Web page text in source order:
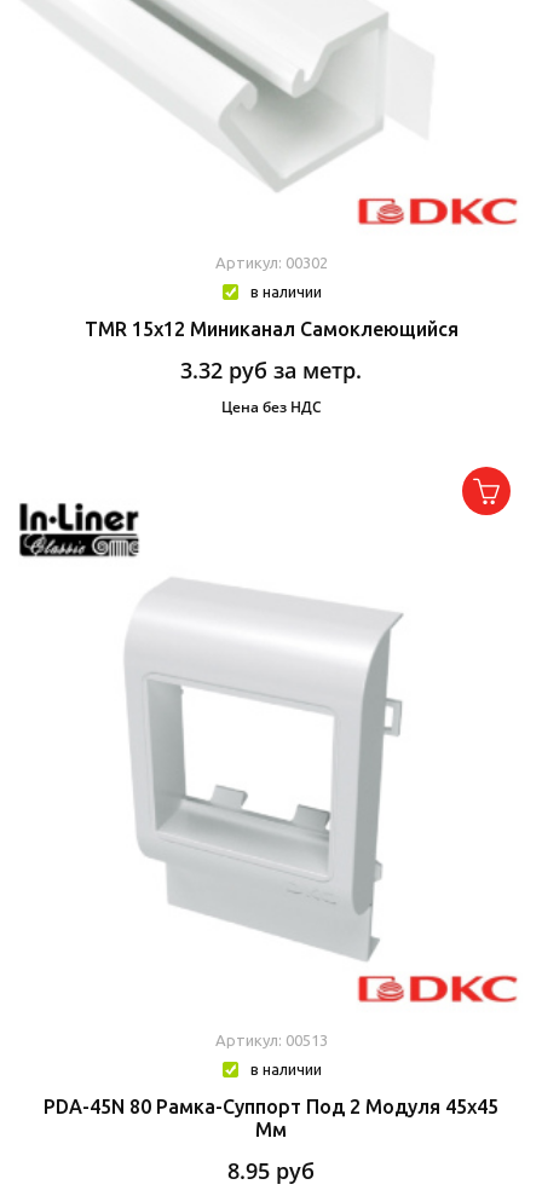
Артикул: 00302
в наличии
TMR 15х12 Миниканал Самоклеющийся
3.32 руб за метр.
Цена без НДС
Артикул: 00513
в наличии
PDA-45N 80 Рамка-Суппорт Под 2 Модуля 45x45
Мм
8.95 руб